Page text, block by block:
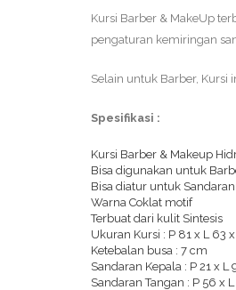
Kursi Barber & MakeUp
pengaturan kemiringan
Selain untuk Barber, Kursi
Spesifikasi :
Kursi Barber & Makeup
Bisa digunakan untuk
Bisa diatur untuk
Warna Coklat motif
Terbuat dari kulit Sintesis
Ukuran Kursi : P 81 x L 63
Ketebalan busa : 7 cm
Sandaran Kepala : P 21 x L
Sandaran Tangan : P 56 x